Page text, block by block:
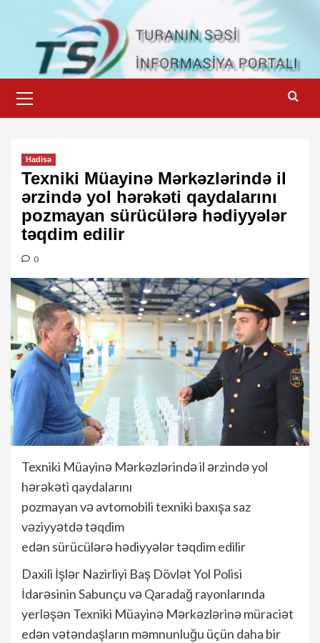
content
Menu
Hadisə
Texniki Müayinə Mərkəzlərində il
ərzində yol hərəkəti qaydalarını
pozmayan sürücülərə hədiyyələr
təqdim edilir
0
Texniki Müayinə Mərkəzlərində il ərzində yol
hərəkəti qaydalarını
pozmayan və avtomobili texniki baxışa saz
vəziyyətdə təqdim
edən sürücülərə hədiyyələr təqdim edilir
Daxili İşlər Nazirliyi Baş Dövlət Yol Polisi
İdarəsinin Sabunçu və Qaradağ rayonlarında
yerləşən Texniki Müayinə Mərkəzlərinə müraciət
edən vətəndaşların məmnunluğu üçün daha bir